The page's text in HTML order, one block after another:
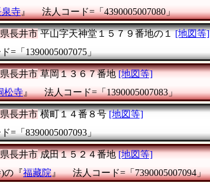
泉寺』 法人コード=「4390005007080」
長井市平山字天神堂１５７９番地の１ [地図等]
=「1390005007075」
長井市草岡１３６７番地 [地図等]
松寺』 法人コード=「1390005007083」
長井市横町１４番８号 [地図等]
=「8390005007093」
長井市成田１５２４番地 [地図等]
の『福藏院』 法人コード=「7390005007094」